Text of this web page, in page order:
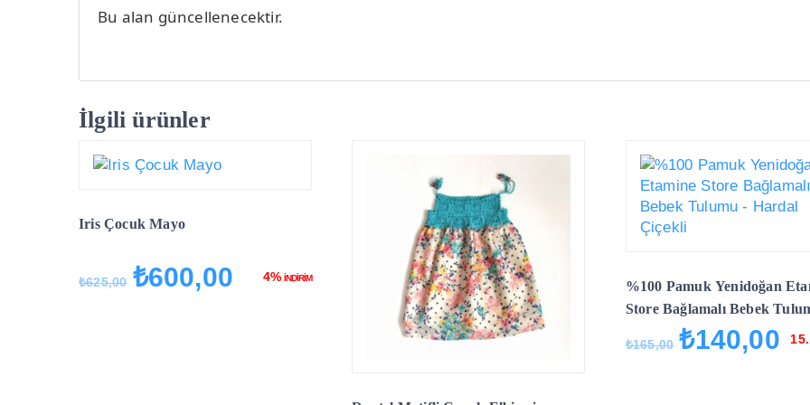
Bu alan güncellenecektir.
İlgili ürünler
Iris Çocuk Mayo
₺625,00 Orijinal
₺600,00 4% İNDİRİM
%100 Pamuk Yenidoğan
Store Bağlamalı Bebek
Hardal Çiçekli
₺165,00 Orijinal
₺140,00Şu